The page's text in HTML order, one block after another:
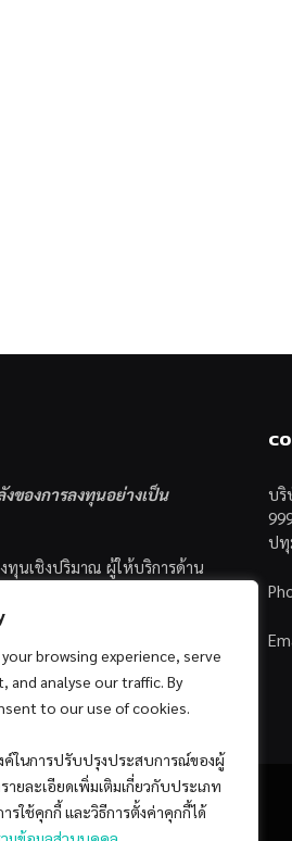
browsing experience, serve
analyse our traffic. By
to our use of cookies.
ค์ในการปรับปรุงประสบการณ์ของผู้
ยละเอียดเพิ่มเติมเกี่ยวกับประเภท
รใช้คุกกี้ และวิธีการตั้งค่าคุกกี้ได้
ของการลงทุนอย่างเป็น
ทุนเชิงปริมาณ ผู้ให้บริการด้าน
ยเหลือให้นักลงทุนไทย
งทุนอย่างเป็นระบบแบบ
Investing
บริ
ปทุ